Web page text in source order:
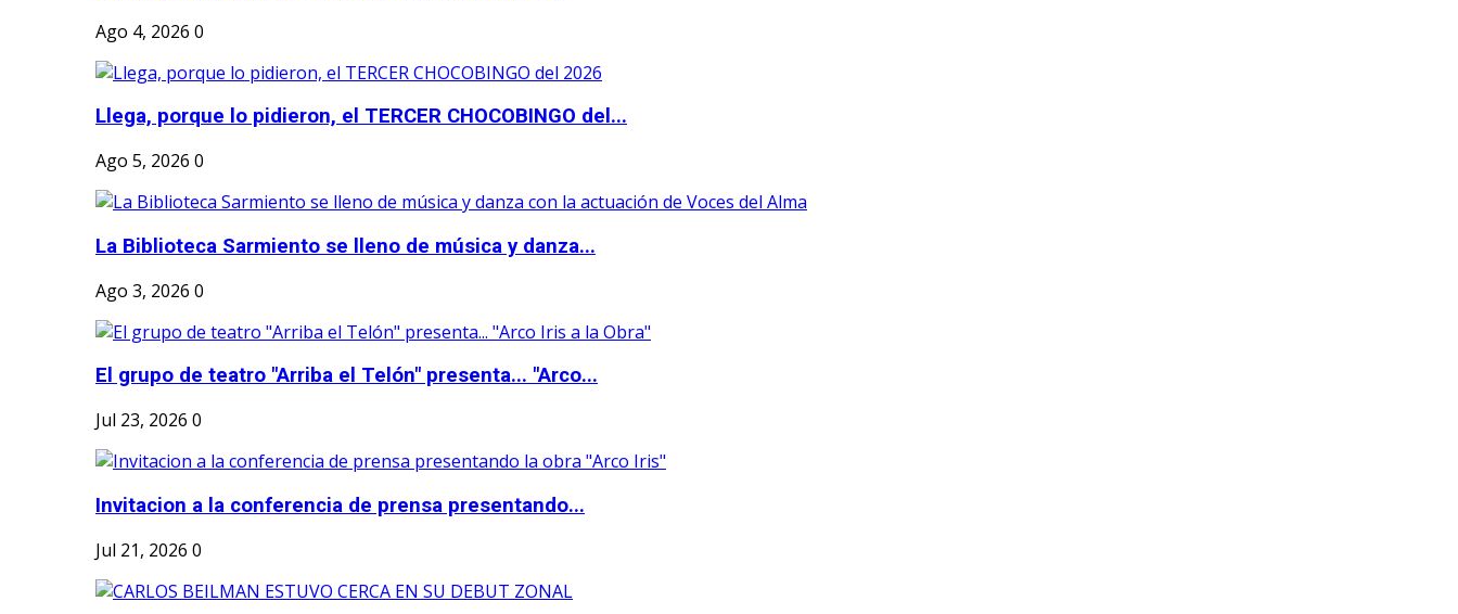
Ago 4, 2026 0
Llega, porque lo pidieron, el TERCER CHOCOBINGO del...
Ago 5, 2026 0
La Biblioteca Sarmiento se lleno de música y danza...
Ago 3, 2026 0
El grupo de teatro "Arriba el Telón" presenta... "Arco...
Jul 23, 2026 0
Invitacion a la conferencia de prensa presentando...
Jul 21, 2026 0